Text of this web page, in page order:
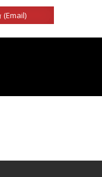
(Email)